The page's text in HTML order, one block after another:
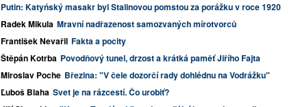
Putin: Katyńský masakr byl Stalinovou pomstou za porážku v roce 1920
Radek Mikula Mravní nadřazenost samozvaných mírotvorců
František Nevařil Fakta a pocity
Štěpán Kotrba Povodňový tunel, drzost a krátká paměť Jiřího Fajta
Miroslav Poche Březina: "V čele dozorčí rady dohlédnu na Vodrážku"
Ľuboš Blaha Svet je na rázcestí. Čo urobiť?